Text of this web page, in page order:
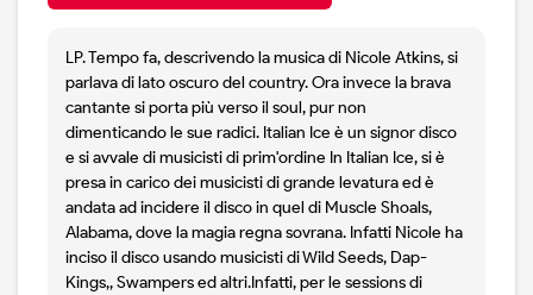
LP. Tempo fa, descrivendo la musica di Nicole Atkins, si
parlava di lato oscuro del country. Ora invece la brava
cantante si porta più verso il soul, pur non
dimenticando le sue radici. Italian Ice è un signor disco
e si avvale di musicisti di prim'ordine In Italian Ice, si è
presa in carico dei musicisti di grande levatura ed è
andata ad incidere il disco in quel di Muscle Shoals,
Alabama, dove la magia regna sovrana. Infatti Nicole ha
inciso il disco usando musicisti di Wild Seeds, Dap-
Kings,, Swampers ed altri.Infatti, per le sessions di